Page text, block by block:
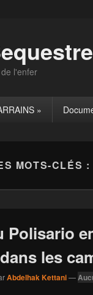
l'enfer
»
MOTS-CLÉS :
Polisario
les
Abdelhak Kettani—